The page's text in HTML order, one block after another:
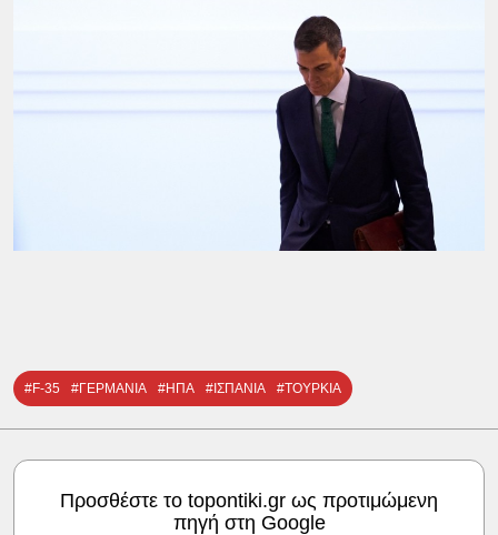
#F-35 #ΓΕΡΜΑΝΙΑ #ΗΠΑ #ΙΣΠΑΝΙΑ #ΤΟΥΡΚΙΑ
Προσθέστε το topontiki.gr ως προτιμώμενη
πηγή στη Google